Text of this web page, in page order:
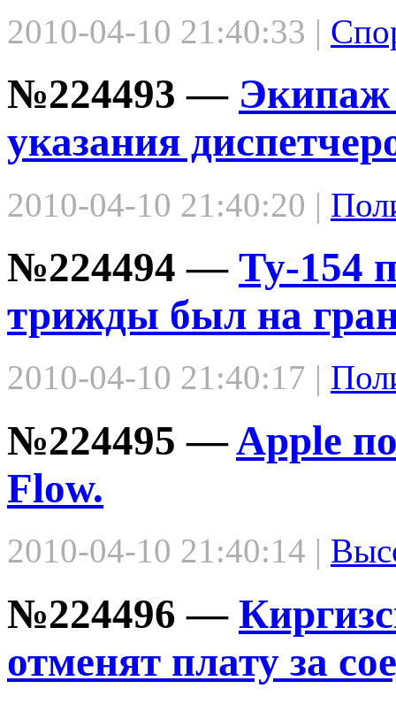
2010-04-10 21:40:33 |
№224493 — Экипаж
указания
2010-04-10 21:40:20 |
№224494 — Ту-154
трижды был на
2010-04-10 21:40:17 |
№224495 —Apple
Flow.
2010-04-10 21:40:14 |
№224496 —
отменят плату за